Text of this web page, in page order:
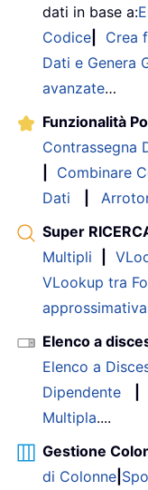
dati in base a:
Codice
Crea
Dati e Genera
avanzate…
Funzionalità
Contrassegna
Combinare
Dati
Super
Multipli
VLookup tra
approssimativa
Elenco a
Elenco a
Dipendente
Multipla....
Gestione
di Colonne